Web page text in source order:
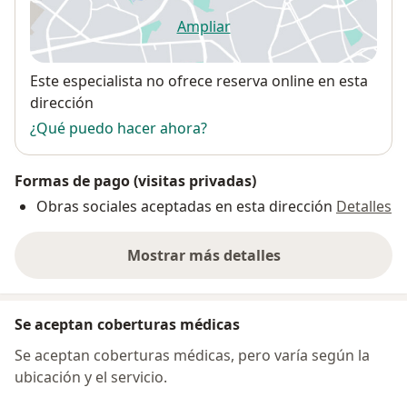
Ampliarse abre en una nueva
Disponibilidad
Este especialista no ofrece reserva online en esta
dirección
¿Qué puedo hacer ahora?
Formas de pago (visitas privadas)
Obras sociales aceptadas en esta dirección Detalles
Mostrar más detalles
sobre la dirección
Se aceptan coberturas médicas
Se aceptan coberturas médicas, pero varía según la
ubicación y el servicio.